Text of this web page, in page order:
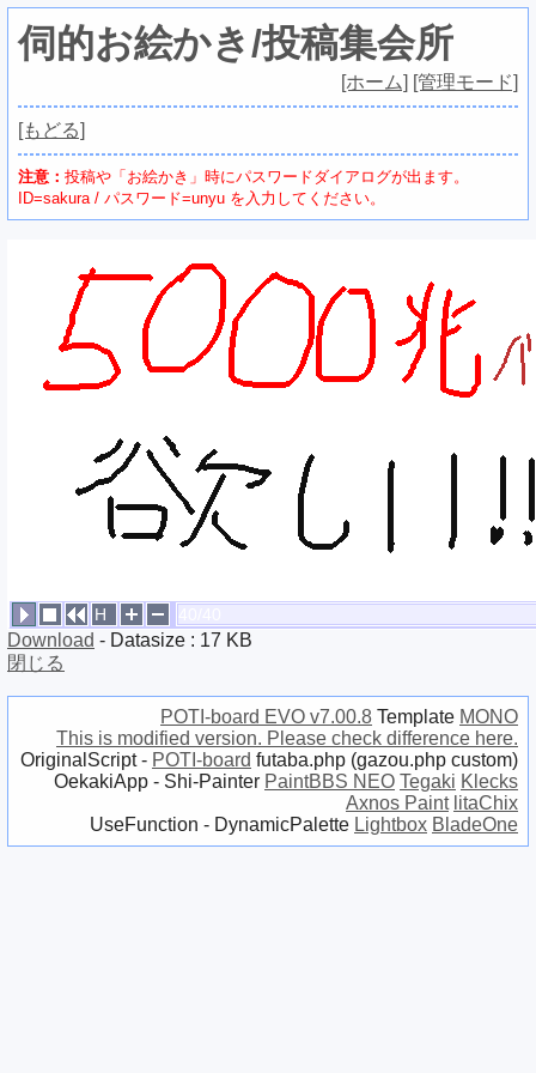
伺的お絵かき/投稿集会所
[ホーム] [管理モード]
[もどる]
注意： 投稿や「お絵かき」時にパスワードダイアログが出ます。
ID=sakura / パスワード=unyu を入力してください。
H
Download - Datasize : 17 KB
閉じる
POTI-board EVO v7.00.8 Template MONO
This is modified version. Please check difference here.
OriginalScript - POTI-board futaba.php (gazou.php custom)
OekakiApp - Shi-Painter PaintBBS NEO Tegaki Klecks
Axnos Paint litaChix
UseFunction - DynamicPalette Lightbox BladeOne